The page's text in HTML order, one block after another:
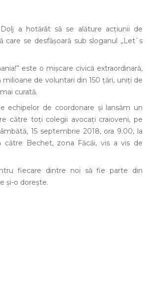
Dolj a hotărât să se alăture acţiunii de
care se desfăşoară sub sloganul „Let`s
este o mișcare civică extraordinară,
milioane de voluntari din 150 țări, uniți de
curată.
echipelor de coordonare și lansăm un
către toți colegii avocaţi craioveni, pe
15 septembrie 2018, ora 9.00, la
către Bechet, zona Făcăi, vis a vis de
fiecare dintre noi să fie parte din
și-o dorește.